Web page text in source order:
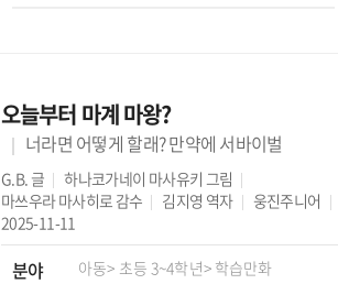
오늘부터 마계 마왕?
너라면 어떻게 할래? 만약에 서바이벌
G.B. 글 하나코가네이 마사유키 그림
마쓰우라 마사히로 감수 김지영 역자
웅진주니어
2025-11-11
분야 아동> 초등 3~4학년> 학습만화